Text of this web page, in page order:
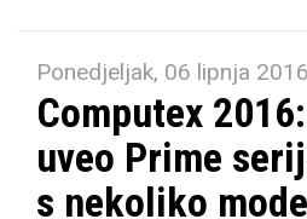
Ponedjeljak, 06 lipnja
Computex
uveo Prime
s nekoliko